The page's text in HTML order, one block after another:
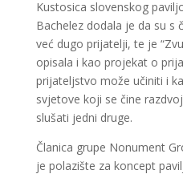
Kustosica slovenskog
Bachelez dodala je da su s
već dugo prijatelji, te je
opisala i kao projekat o
prijateljstvo može učiniti i
svjetove koji se čine
slušati jedni druge.
Članica grupe Nonument
je polazište za koncept